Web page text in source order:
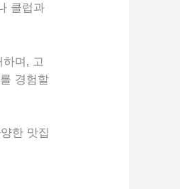
클럽과
며, 고
경험할
한 맛집